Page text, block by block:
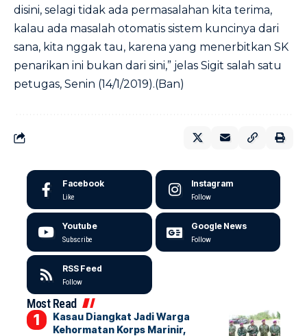
disini, selagi tidak ada permasalahan kita terima,
kalau ada masalah otomatis sistem kuncinya dari
sana, kita nggak tau, karena yang menerbitkan SK
penarikan ini bukan dari sini,” jelas Sigit salah satu
petugas, Senin (14/1/2019).(Ban)
Facebook
Like
Instagram
Follow
Youtube
Subscribe
Google News
Follow
RSS Feed
Follow
Most Read
Kasau Diangkat Jadi Warga
Kehormatan Korps Marinir,